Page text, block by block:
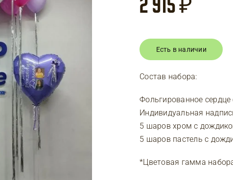
2 915₽
Есть в наличии
Состав набора:
Фольгированное
Индивидуальная
5 шаров хром с
5 шаров пастель с
*Цветовая гамма